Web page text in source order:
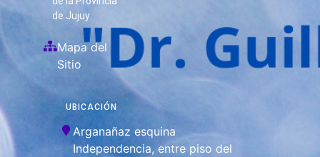
de Jujuy
Mapa del
Sitio
UBICACIÓN
Arganañaz esquina
Independencia, entre piso del